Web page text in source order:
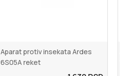
Aparat protiv insekata Ardes
6S05A reket